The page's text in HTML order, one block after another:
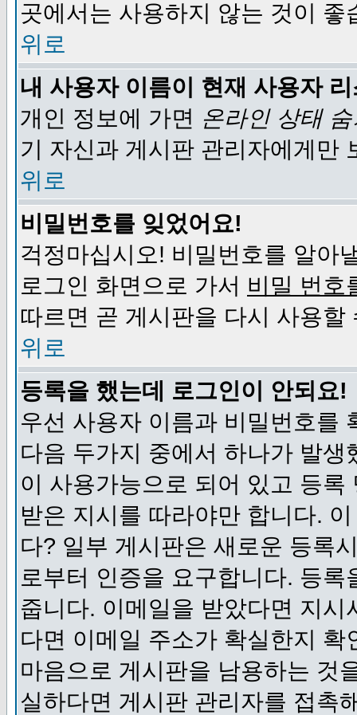
곳에서는 사용하지 않는 것이 좋
위로
내 사용자 이름이 현재 사용자
개인 정보에 가면 온라인 상태
기 자신과 게시판 관리자에게만
위로
비밀번호를 잊었어요!
걱정마십시오! 비밀번호를 알아
로그인 화면으로 가서 비밀 번호
따르면 곧 게시판을 다시 사용할
위로
등록을 했는데 로그인이 안되요!
우선 사용자 이름과 비밀번호를
다음 두가지 중에서 하나가 발
이 사용가능으로 되어 있고 등
받은 지시를 따라야만 합니다.
다? 일부 게시판은 새로운 등록
로부터 인증을 요구합니다. 등
줍니다. 이메일을 받았다면 지
다면 이메일 주소가 확실한지
마음으로 게시판을 남용하는 것
실하다면 게시판 관리자를 접촉